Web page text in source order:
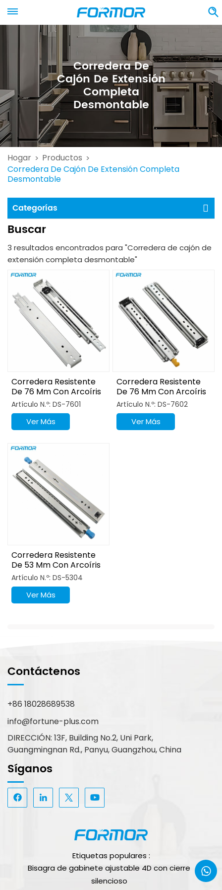
Corredera De
Cajón De Extensión
Completa
Desmontable
Hogar > Productos >
Corredera De Cajón De Extensión Completa
Desmontable
Categorías
Buscar
3 resultados encontrados para "Corredera de cajón de
extensión completa desmontable"
Corredera Resistente
De 76 Mm Con Arcoíris
Brillante Y Cerradura
Artículo N.º: DS-7601
Ver Más
Corredera Resistente
De 76 Mm Con Arcoíris
Brillante Y Cerradura
Artículo N.º: DS-7602
Ver Más
Corredera Resistente
De 53 Mm Con Arcoíris
Brillante Y Cerradura
Artículo N.º: DS-5304
Ver Más
Contáctenos
+86 18028689538
info@fortune-plus.com
DIRECCIÓN: 13F, Building No.2, Uni Park,
Guangmingnan Rd., Panyu, Guangzhou, China
Síganos
Etiquetas populares :
Bisagra de gabinete ajustable 4D con cierre
silencioso